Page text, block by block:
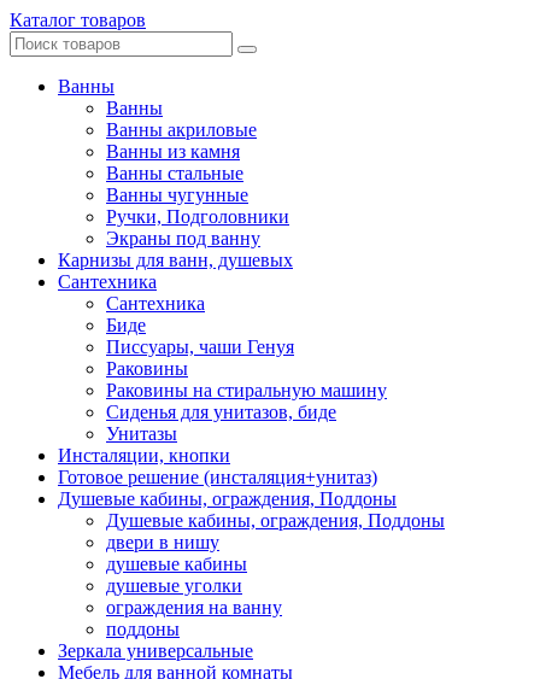
Каталог товаров
Ванны
Ванны
Ванны акриловые
Ванны из камня
Ванны стальные
Ванны чугунные
Ручки, Подголовники
Экраны под ванну
Карнизы для ванн, душевых
Сантехника
Сантехника
Биде
Писсуары, чаши Генуя
Раковины
Раковины на стиральную машину
Сиденья для унитазов, биде
Унитазы
Инсталяции, кнопки
Готовое решение (инсталяция+унитаз)
Душевые кабины, ограждения, Поддоны
Душевые кабины, ограждения, Поддоны
двери в нишу
душевые кабины
душевые уголки
ограждения на ванну
поддоны
Зеркала универсальные
Мебель для ванной комнаты